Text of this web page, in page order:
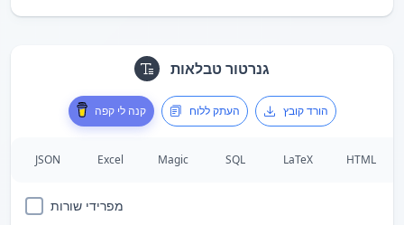
גנרטור טבלאות
קנה לי קפה העתק ללוח הורד קובץ
JSON Excel Magic SQL LaTeX HTML
מפרידי שורות